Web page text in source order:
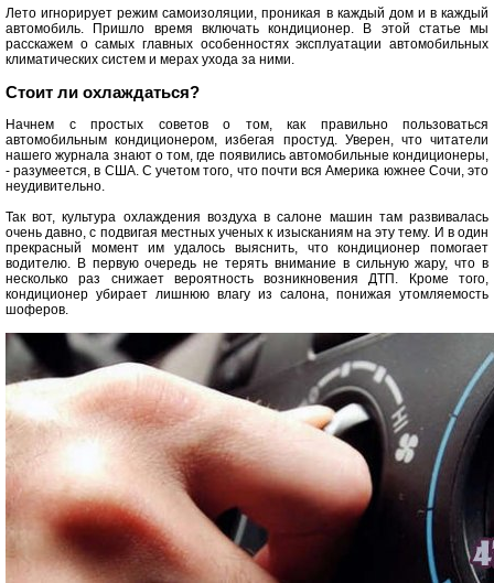
Лето игнорирует режим самоизоляции, проникая в каждый дом и в каждый
автомобиль. Пришло время включать кондиционер. В этой статье мы
расскажем о самых главных особенностях эксплуатации автомобильных
климатических систем и мерах ухода за ними.
Стоит ли охлаждаться?
Начнем с простых советов о том, как правильно пользоваться
автомобильным кондиционером, избегая простуд. Уверен, что читатели
нашего журнала знают о том, где появились автомобильные кондиционеры,
- разумеется, в США. С учетом того, что почти вся Америка южнее Сочи, это
неудивительно.
Так вот, культура охлаждения воздуха в салоне машин там развивалась
очень давно, с подвигая местных ученых к изысканиям на эту тему. И в один
прекрасный момент им удалось выяснить, что кондиционер помогает
водителю. В первую очередь не терять внимание в сильную жару, что в
несколько раз снижает вероятность возникновения ДТП. Кроме того,
кондиционер убирает лишнюю влагу из салона, понижая утомляемость
шоферов.